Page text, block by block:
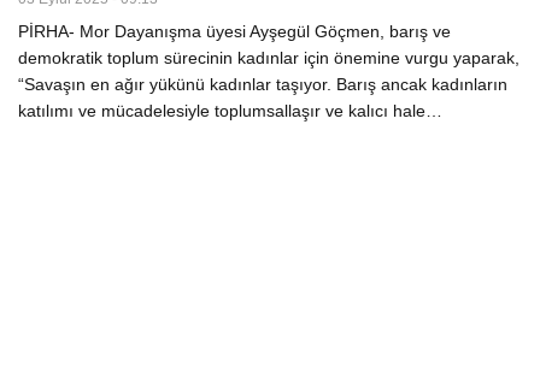
PİRHA- Mor Dayanışma üyesi Ayşegül Göçmen, barış ve
demokratik toplum sürecinin kadınlar için önemine vurgu yaparak,
“Savaşın en ağır yükünü kadınlar taşıyor. Barış ancak kadınların
katılımı ve mücadelesiyle toplumsallaşır ve kalıcı hale…